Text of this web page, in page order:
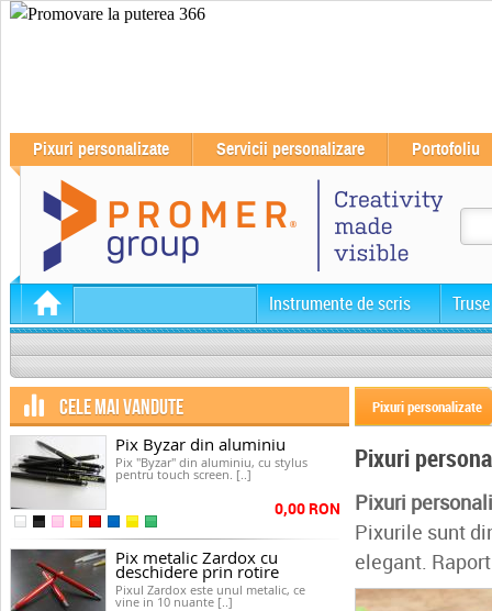
Pixuri personalizate Servicii personalizare Portofoliu
Instrumente de scris
CELE MAI VANDUTE
Pix Byzar din aluminiu
Pix "Byzar" din aluminiu, cu stylus
pentru touch screen. [..]
0,00 RON
Pix metalic Zardox cu
deschidere prin rotire
Pixul Zardox este unul metalic, ce
vine in 10 nuante [..]
Pixuri personalizate
Pixuri
Pixuri
Pixurile sunt
elegant.